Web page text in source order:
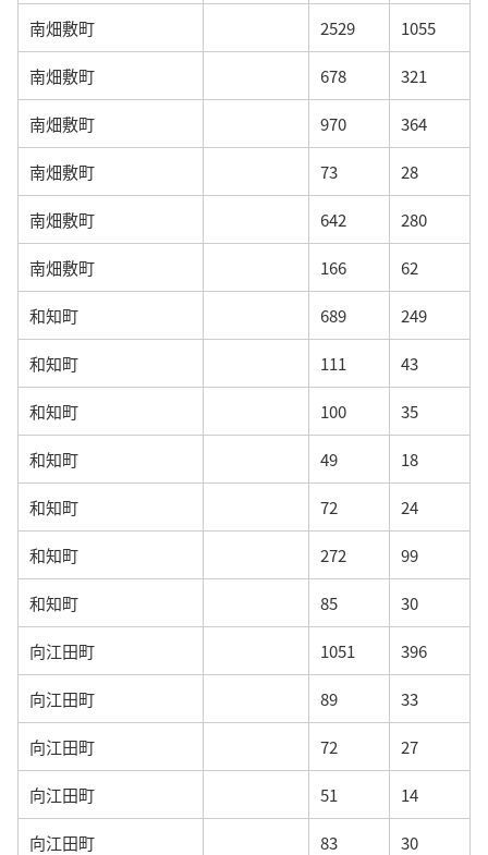
南畑敷町 2529 1055
南畑敷町 678 321
南畑敷町 970 364
南畑敷町 73 28
南畑敷町 642 280
南畑敷町 166 62
和知町 689 249
和知町 111 43
和知町 100 35
和知町 49 18
和知町 72 24
和知町 272 99
和知町 85 30
向江田町 1051 396
向江田町 89 33
向江田町 72 27
向江田町 51 14
向江田町 83 30